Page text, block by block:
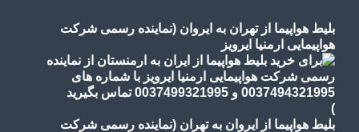
بلیط هواپیما از تهران به ایروان (نماینده رسمی شرکت
هواپیمایی ارمنیا ایرویز
)
بلیط هواپیما از ایروان به تهران (نماینده رسمی شرکت